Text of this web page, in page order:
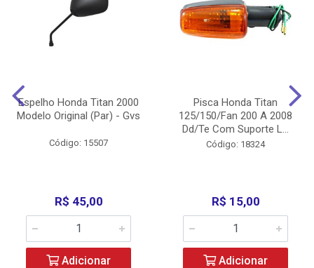
Espelho Honda Titan 2000
Modelo Original (Par) - Gvs
Código: 15507
R$ 45,00
Adicionar
Pisca Honda Titan
125/150/Fan 200 A 2008
Dd/Te Com Suporte L...
Código: 18324
R$ 15,00
Adicionar